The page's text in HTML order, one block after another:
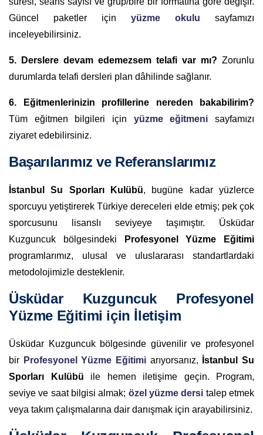
Güncel paketler için yüzme okulu sayfamızı
inceleyebilirsiniz.
5. Derslere devam edemezsem telafi var mı? Zorunlu
durumlarda telafi dersleri plan dâhilinde sağlanır.
6. Eğitmenlerinizin profillerine nereden bakabilirim?
Tüm eğitmen bilgileri için yüzme eğitmeni sayfamızı
ziyaret edebilirsiniz.
Başarılarımız ve Referanslarımız
İstanbul Su Sporları Kulübü, bugüne kadar yüzlerce
sporcuyu yetiştirerek Türkiye dereceleri elde etmiş; pek çok
sporcusunu lisanslı seviyeye taşımıştır. Üsküdar
Kuzguncuk bölgesindeki
Profesyonel Yüzme Eğitimi
programlarımız, ulusal ve uluslararası standartlardaki
metodolojimizle desteklenir.
Üsküdar Kuzguncuk Profesyonel
Yüzme Eğitimi için İletişim
Üsküdar Kuzguncuk bölgesinde güvenilir ve profesyonel
bir Profesyonel Yüzme Eğitimi arıyorsanız,
İstanbul Su
Sporları Kulübü ile hemen iletişime geçin. Program,
seviye ve saat bilgisi almak; özel yüzme dersi talep etmek
veya takım çalışmalarına dair danışmak için arayabilirsiniz.